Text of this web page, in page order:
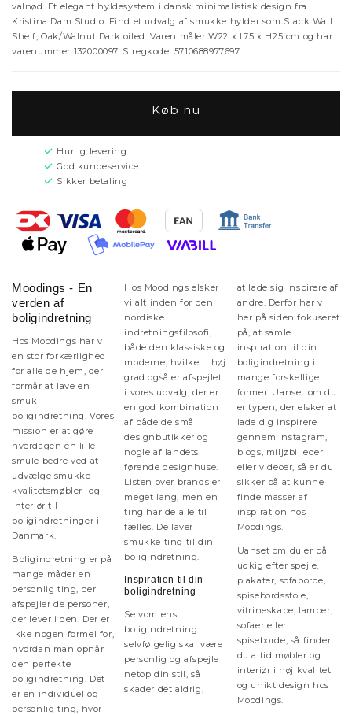
valnød. Et elegant hyldesystem i dansk minimalistisk design fra
Kristina Dam Studio. Find et udvalg af smukke hylder som Stack Wall
Shelf, Oak/Walnut Dark oiled. Varen måler W22 x L75 x H25 cm og har
varenummer 132000097. Stregkode: 5710688977697.
Køb nu
Hurtig levering
God kundeservice
Sikker betaling
Moodings - En
verden af
boligindretning
Hos Moodings har vi
en stor forkærlighed
for alle de hjem, der
formår at lave en
smuk
boligindretning. Vores
mission er at gøre
hverdagen en lille
smule bedre ved at
udvælge smukke
kvalitetsmøbler- og
interiør til
boligindretninger i
Danmark.
Boligindretning er på
mange måder en
personlig ting, der
afspejler de personer,
der lever i den. Der er
ikke nogen formel for,
hvordan man opnår
den perfekte
boligindretning. Det
er en individuel og
personlig ting, hvor
Hos Moodings elsker
vi alt inden for den
nordiske
indretningsfilosofi,
både den klassiske og
moderne, hvilket i høj
grad også er afspejlet
i vores udvalg, der er
en god kombination
af både de små
designbutikker og
nogle af landets
førende designhuse.
Listen over brands er
meget lang, men en
ting har de alle til
fælles. De laver
smukke ting til din
boligindretning.
Inspiration til din
boligindretning
Selvom ens
boligindretning
selvfølgelig skal være
personlig og afspejle
netop din stil, så
skader det aldrig,
at lade sig inspirere af
andre. Derfor har vi
her på siden fokuseret
på, at samle
inspiration til din
boligindretning i
mange forskellige
former. Uanset om du
er typen, der elsker at
lade dig inspirere
gennem Instagram,
blogs, miljøbilleder
eller videoer, så er du
sikker på at kunne
finde masser af
inspiration hos
Moodings.
Uanset om du er på
udkig efter spejle,
plakater, sofaborde,
spisebordsstole,
vitrineskabe, lamper,
sofaer eller
spiseborde, så finder
du altid møbler og
interiør i høj kvalitet
og unikt design hos
Moodings.